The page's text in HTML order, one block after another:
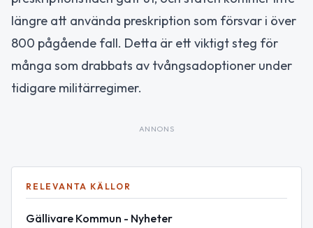
längre att använda preskription som försvar i över
800 pågående fall. Detta är ett viktigt steg för
många som drabbats av tvångsadoptioner under
tidigare militärregimer.
ANNONS
RELEVANTA KÄLLOR
Gällivare Kommun - Nyheter